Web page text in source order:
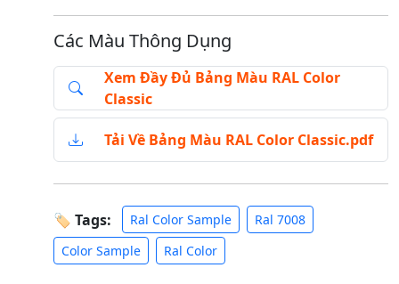
Các Màu Thông Dụng
Xem Đầy Đủ Bảng Màu RAL Color
Classic
Tải Về Bảng Màu RAL Color Classic.pdf
🏷 Tags: Ral Color Sample
Ral 7008
Color Sample
Ral Color